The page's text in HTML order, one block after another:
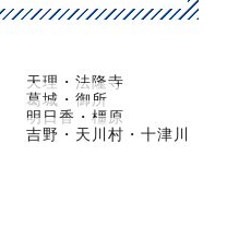
天理・法隆寺
葛城・御所
明日香・橿原
吉野・天川村・十津川